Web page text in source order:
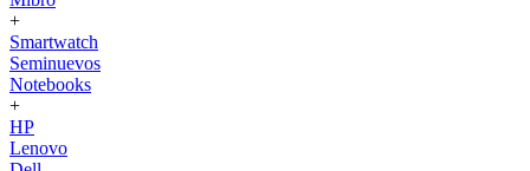
+
Smartwatch
Seminuevos
Notebooks
+
HP
Lenovo